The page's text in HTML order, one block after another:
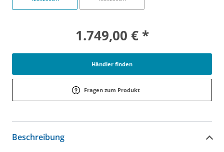
1.749,00 € *
Händler finden
Fragen zum Produkt
Beschreibung